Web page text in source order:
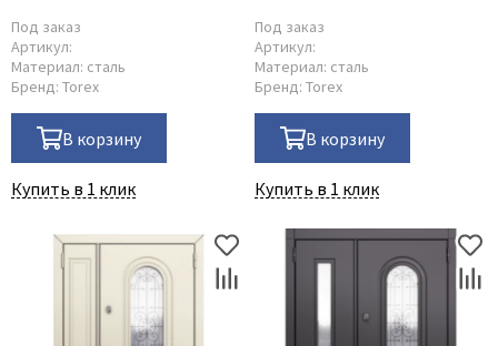
Под заказ
Артикул:
Материал: сталь
Бренд: Torex
В корзину
Купить в 1 клик
Под заказ
Артикул:
Материал: сталь
Бренд: Torex
В корзину
Купить в 1 клик